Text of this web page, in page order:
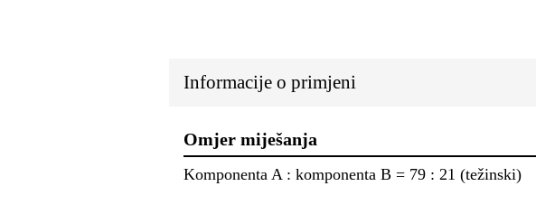
Informacije o primjeni
Omjer miješanja
Komponenta A : komponenta B = 79 : 21 (težinski)